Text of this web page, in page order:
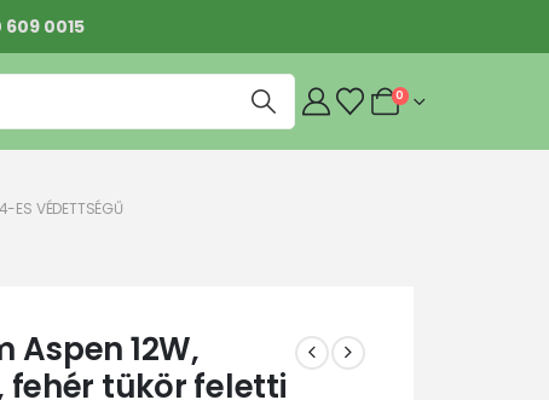
609 0015
0
ES VÉDETTSÉGŰ
Aspen 12W,
fehér tükör feletti